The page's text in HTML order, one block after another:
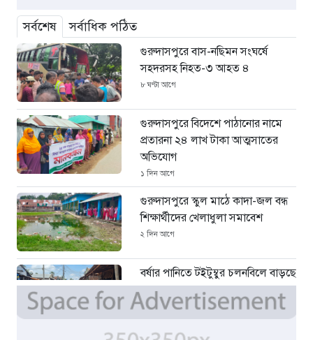
সর্বশেষ সর্বাধিক পঠিত
গুরুদাসপুরে বাস-নছিমন সংঘর্ষে
সহদরসহ নিহত-৩ আহত ৪
৮ ঘণ্টা আগে
গুরুদাসপুরে বিদেশে পাঠানোর নামে
প্রতারনা ২৪ লাখ টাকা আত্মসাতের
অভিযোগ
১ দিন আগে
গুরুদাসপুরে স্কুল মাঠে কাদা-জল বন্ধ
শিক্ষার্থীদের খেলাধুলা সমাবেশ
২ দিন আগে
বর্ষার পানিতে টইটুম্বুর চলনবিলে বাড়ছে
ডিঙি নৌকার চাহিদা
৪ দিন আগে